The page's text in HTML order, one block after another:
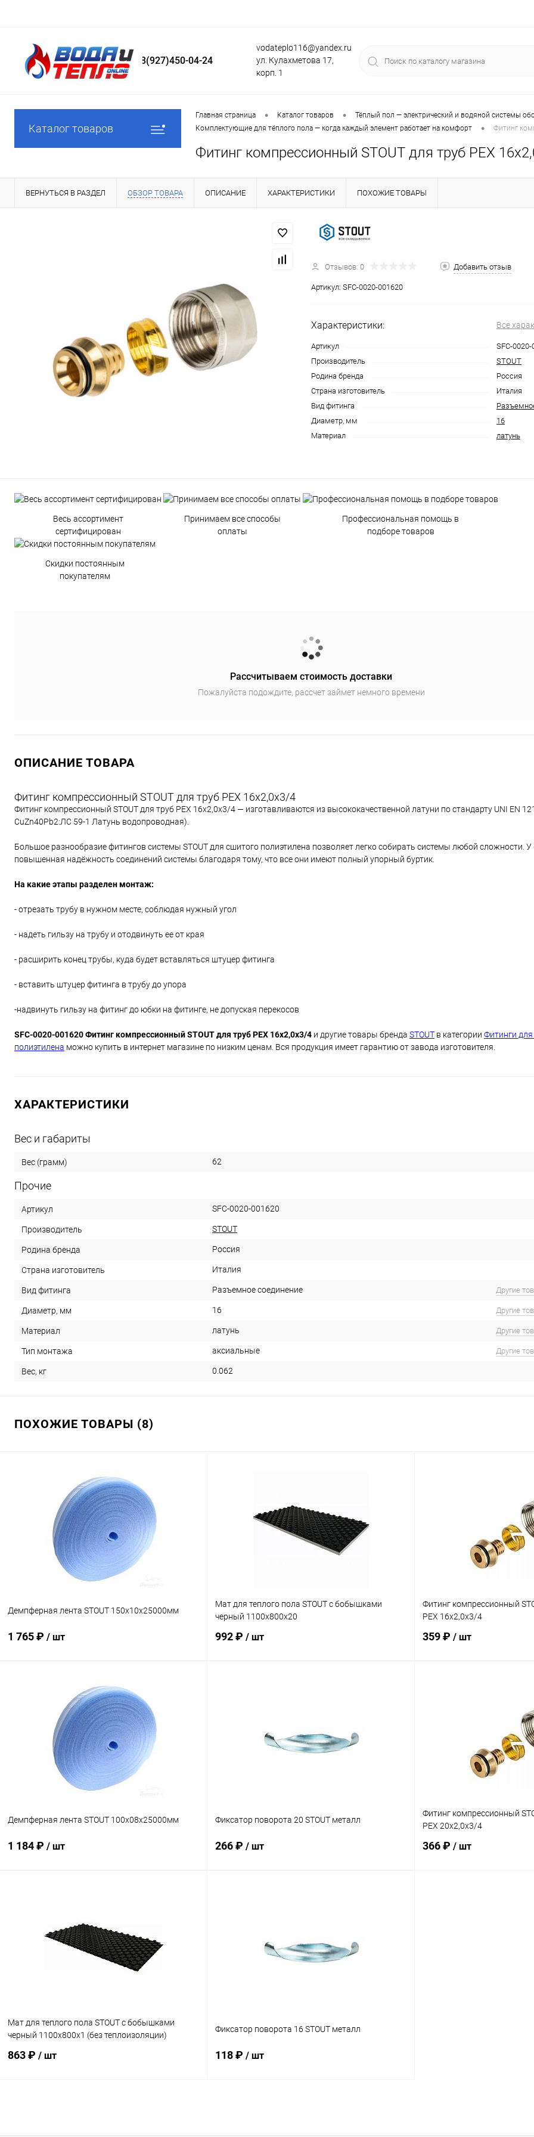
8(927)450-04-24
vodateplo116@yandex.ru
ул. Кулахметова 17,
корп. 1
Каталог товаров
Главная страница • Каталог товаров •
Тёплый пол — электрический и водяной системы
Комплектующие для тёплого пола — когда каждый элемент работает на комфорт
• Фитинг
Фитинг компрессионный STOUT для труб PEX
ВЕРНУТЬСЯ В РАЗДЕЛ ОБЗОР ТОВАРА ОПИСАНИЕ ХАРАКТЕРИСТИКИ ПОХОЖИЕ ТОВАРЫ
Отзывов: 0 Добавить отзыв
Артикул: SFC-0020-001620
Характеристики: Все
Артикул
SFC-
Производитель
STOUT
Родина бренда
Россия
Страна изготовитель
Италия
Вид фитинга
Диаметр, мм
16
Материал
латунь
Весь ассортимент
сертифицирован
Принимаем все способы
оплаты
Профессиональная помощь в
подборе товаров
Скидки постоянным
покупателям
Рассчитываем стоимость доставки
Пожалуйста подождите, рассчет займет немного времени
ОПИСАНИЕ ТОВАРА
Фитинг компрессионный STOUT для труб PEX 16х2,0х3/4
Фитинг компрессионный STOUT для труб PEX 16х2,0х3/4 — изготавливаются из высококачественной латуни по стандарту UNI EN
CuZn40Pb2:ЛС 59-1 Латунь водопроводная).
Большое разнообразие фитингов системы STOUT для сшитого полиэтилена позволяет легко собирать системы любой сложности. У
повышенная надёжность соединений системы благодаря тому, что все они имеют полный упорный буртик.
На какие этапы разделен монтаж:
- отрезать трубу в нужном месте, соблюдая нужный угол
- надеть гильзу на трубу и отодвинуть ее от края
- расширить конец трубы, куда будет вставляться штуцер фитинга
- вставить штуцер фитинга в трубу до упора
-надвинуть гильзу на фитинг до юбки на фитинге, не допуская перекосов
SFC-0020-001620 Фитинг компрессионный STOUT для труб PEX 16х2,0х3/4 и другие товары бренда STOUT в категории Фитинги
полиэтилена можно купить в интернет магазине по низким ценам. Вся продукция имеет гарантию от завода изготовителя.
ХАРАКТЕРИСТИКИ
Вес и габариты
Вес (грамм) 62
Прочие
Артикул SFC-0020-001620
Производитель STOUT
Родина бренда Россия
Страна изготовитель Италия
Вид фитинга Разъемное соединение Другие
Диаметр, мм 16 Другие
Материал латунь Другие
Тип монтажа аксиальные Другие
Вес, кг 0.062
ПОХОЖИЕ ТОВАРЫ (8)
Демпферная лента STOUT 150х10х25000мм
1 765 ₽ / шт
В корзину
Купить в 1 клик Сравнение
В избранное заказ 3-5 дней
Мат для теплого пола STOUT с бобышками
черный 1100х800х20
992 ₽ / шт
В избранное заказ 3-5 дней
Фитинг компрессионный
PEX 16х2,0х3/4
359 ₽ / шт
Демпферная лента STOUT 100х08х25000мм
1 184 ₽ / шт
Купить в 1 клик
В избранное заказ 3-5 дней
Фиксатор поворота 20 STOUT металл
266 ₽ / шт
В избранное В наличии
Фитинг компрессионный
PEX 20х2,0х3/4
366 ₽ / шт
Мат для теплого пола STOUT с бобышками
черный 1100х800х1 (без теплоизоляции)
863 ₽ / шт
Фиксатор поворота 16 STOUT металл
118 ₽ / шт